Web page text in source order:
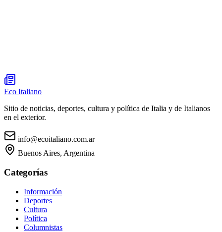
Eco Italiano
Sitio de noticias, deportes, cultura y política de Italia y de Italianos
en el exterior.
info@ecoitaliano.com.ar
Buenos Aires, Argentina
Categorías
Información
Deportes
Cultura
Política
Columnistas